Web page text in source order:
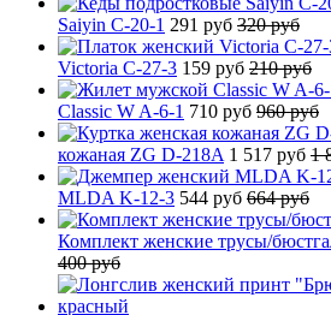
Saiyin C-20-1 291 руб 320 руб
Victoria C-27-3 159 руб 210 руб
Classic W A-6-1 710 руб 960 руб
кожаная ZG D-218A 1 517 руб 1
MLDA K-12-3 544 руб 664 руб
Комплект женские трусы/
400 руб